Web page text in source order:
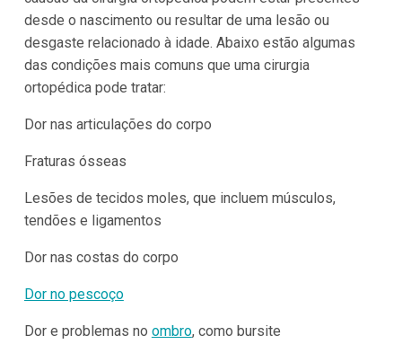
desde o nascimento ou resultar de uma lesão ou
desgaste relacionado à idade. Abaixo estão algumas
das condições mais comuns que uma cirurgia
ortopédica pode tratar:
Dor nas articulações do corpo
Fraturas ósseas
Lesões de tecidos moles, que incluem músculos,
tendões e ligamentos
Dor nas costas do corpo
Dor no pescoço
Dor e problemas no ombro, como bursite